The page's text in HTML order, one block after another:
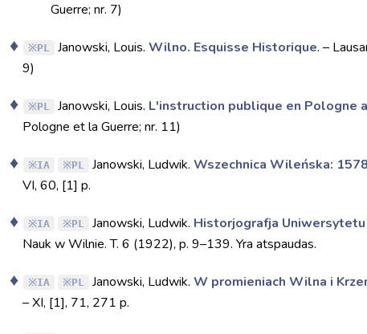
Guerre; nr. 7)
PL Janowski, Louis. Wilno. Esquisse Historique. –
9)
PL Janowski, Louis. L'instruction publique en Pologne
Pologne et la Guerre; nr. 11)
IA PL Janowski, Ludwik. Wszechnica Wileńska:
VI, 60, [1] p.
IA PL Janowski, Ludwik. Historjografja
Nauk w Wilnie. T. 6 (1922), p. 9–139. Yra atspaudas.
IA PL Janowski, Ludwik. W promieniach Wilna i
– XI, [1], 71, 271 p.